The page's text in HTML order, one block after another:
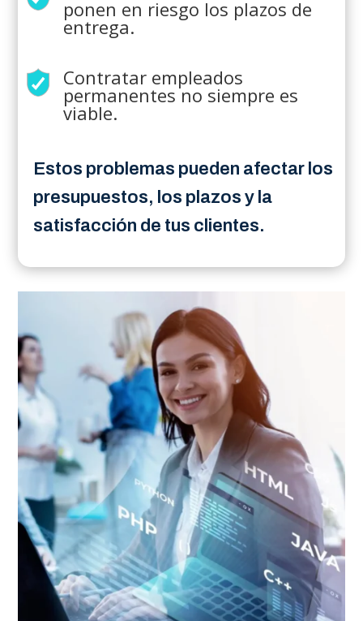
ponen en riesgo los plazos de
entrega.
Contratar empleados
permanentes no siempre es
viable.
Estos problemas pueden afectar los
presupuestos, los plazos y la
satisfacción de tus clientes.